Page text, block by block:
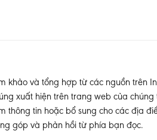
khảo và tổng hợp từ các nguồn trên
xuất hiện trên trang web của
thông tin hoặc bổ sung cho các địa
góp và phản hồi từ phía bạn đọc.